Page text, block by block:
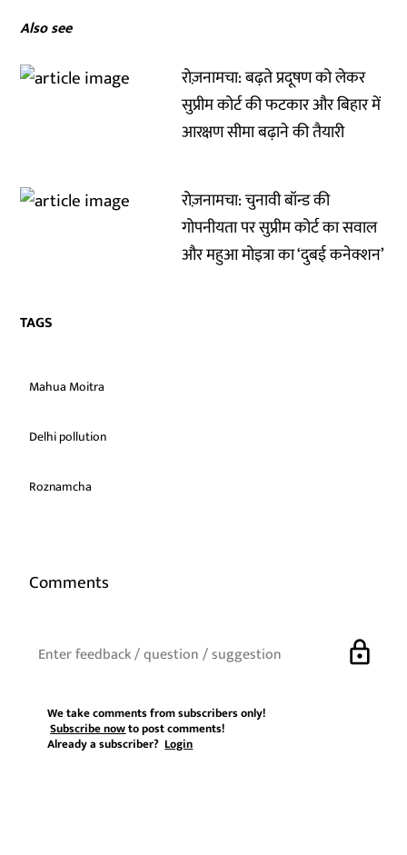
Also see
रोज़नामचा: बढ़ते प्रदूषण को लेकर
सुप्रीम कोर्ट की फटकार और बिहार में
आरक्षण सीमा बढ़ाने की तैयारी
रोज़नामचा: चुनावी बॉन्ड की
गोपनीयता पर सुप्रीम कोर्ट का सवाल
और महुआ मोइत्रा का ‘दुबई कनेक्शन’
TAGS
Mahua Moitra
Delhi pollution
Roznamcha
Comments
lock
We take comments from subscribers only!
Subscribe nowto post comments!
Already a subscriber?Login